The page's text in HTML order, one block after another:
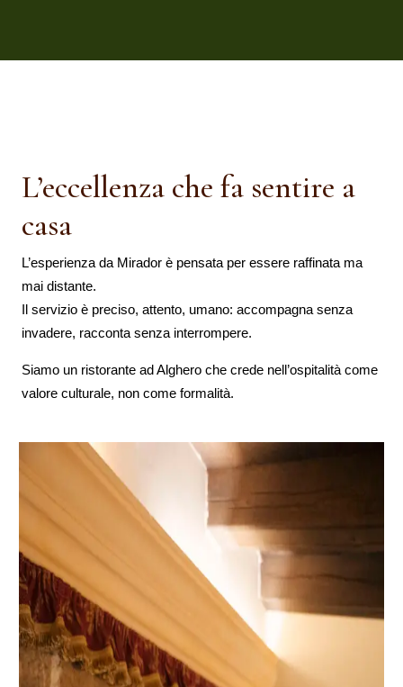
L’eccellenza che fa sentire a
casa
L’esperienza da Mirador è pensata per essere raffinata ma
mai distante.
Il servizio è preciso, attento, umano: accompagna senza
invadere, racconta senza interrompere.
Siamo un ristorante ad Alghero che crede nell’ospitalità come
valore culturale, non come formalità.